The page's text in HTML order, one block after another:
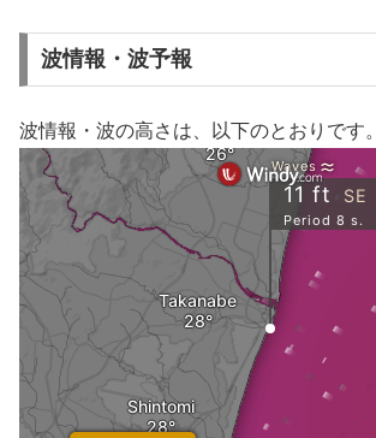
波情報・波予報
波情報・波の高さは、以下のとおりです。